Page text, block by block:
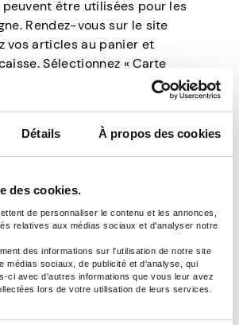
Détails À propos des cookies
des cookies.
de personnaliser le contenu et les annonces,
relatives aux médias sociaux et d'analyser notre
des informations sur l'utilisation de notre site
médias sociaux, de publicité et d'analyse, qui
ci avec d'autres informations que vous leur avez
lors de votre utilisation de leurs services.
être utilisées pour les
Rendez-vous sur le site
vos articles au panier et
Sélectionnez « Carte
option de paiement.
demandé d’entrer le
carte-cadeau et le code PIN.
pouvez simplement passer
Walmart n’est pas
une autre méthode.